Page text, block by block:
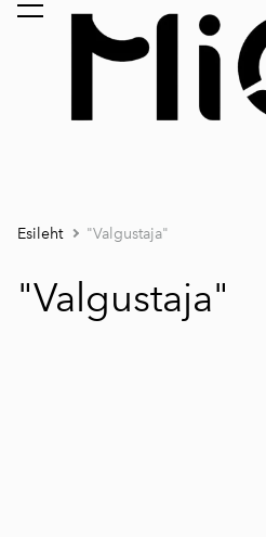
Esileht "Valgustaja"
"Valgustaja"